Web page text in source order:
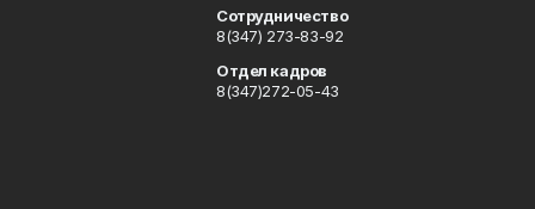
Сотрудничество
8(347) 273-83-92
Отдел кадров
8(347)272-05-43